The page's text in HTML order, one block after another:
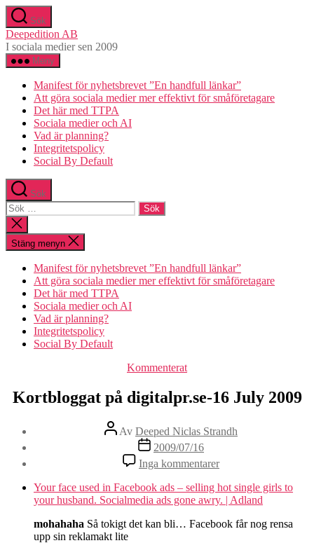
Hoppa
till
innehåll
Sök
Deepedition AB
I sociala medier sen 2009
Meny
Manifest för nyhetsbrevet ”En handfull länkar”
Att göra sociala medier mer effektivt för småföretagare
Det här med TTPA
Sociala medier och AI
Vad är planning?
Integritetspolicy
Social By Default
Sök
Sök
efter:
Stäng
sökningen
Stäng menyn
Manifest för nyhetsbrevet ”En handfull länkar”
Att göra sociala medier mer effektivt för småföretagare
Det här med TTPA
Sociala medier och AI
Vad är planning?
Integritetspolicy
Social By Default
Kategorier
Kommenterat
Kortbloggat på digitalpr.se-16 July 2009
Inläggsförfattare
Av Deeped Niclas Strandh
Inläggsdatum
2009/07/16
Inga kommentarertill
Kortbloggat
på
digitalpr.se-
16
July
Your face used in Facebook ads – selling hot single girls to
your husband. Socialmedia ads gone awry. | Adland
mohahaha Så tokigt det kan bli… Facebook får nog rensa
upp sin reklamakt lite